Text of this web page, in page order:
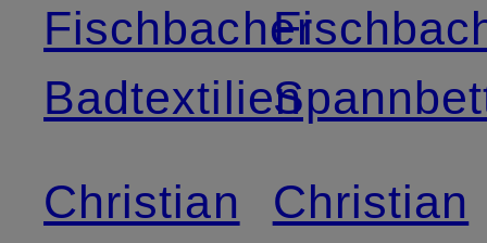
Fischbacher
Badtextilien
Christian
Christian